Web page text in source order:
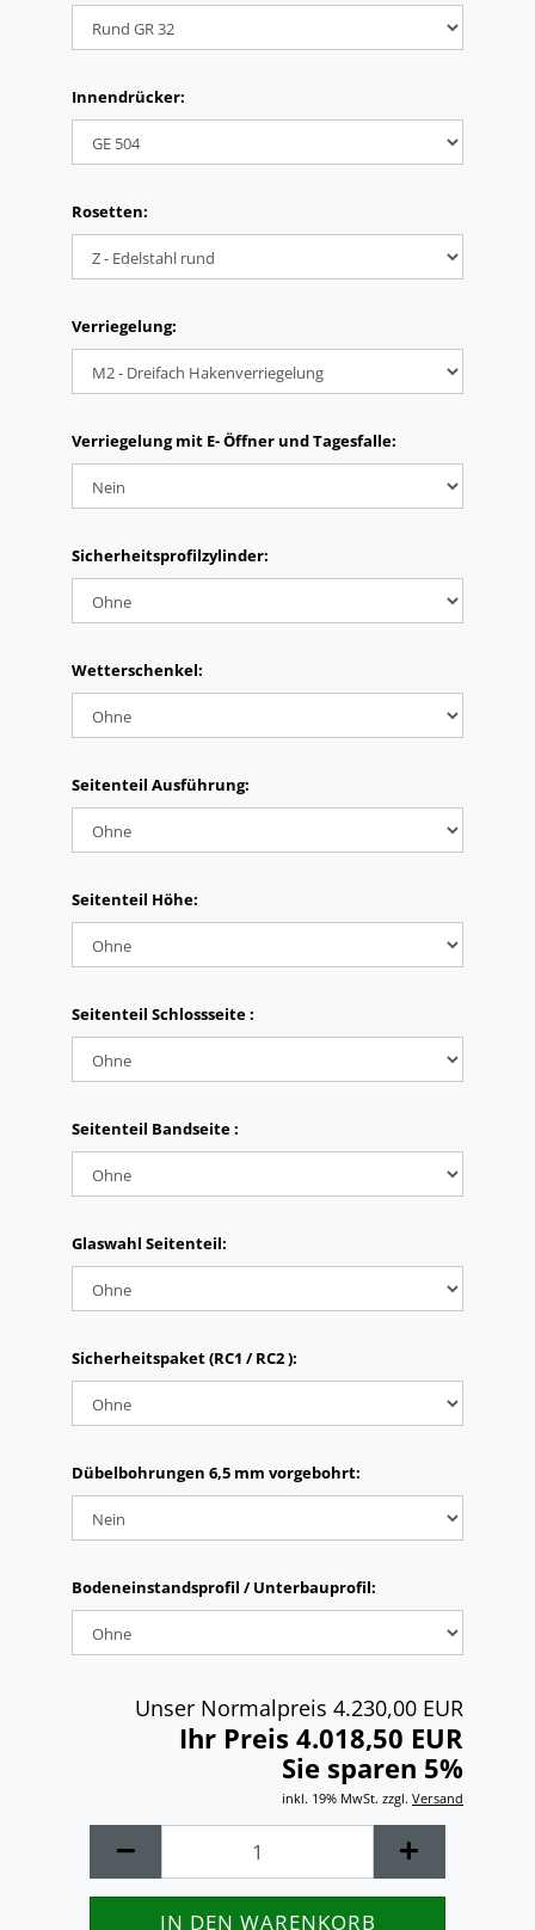
Innendrücker:
Rosetten:
Verriegelung:
Verriegelung mit E- Öffner und Tagesfalle:
Sicherheitsprofilzylinder:
Wetterschenkel:
Seitenteil Ausführung:
Seitenteil Höhe:
Seitenteil Schlossseite :
Seitenteil Bandseite :
Glaswahl Seitenteil:
Sicherheitspaket (RC1 / RC2 ):
Dübelbohrungen 6,5 mm vorgebohrt:
Bodeneinstandsprofil / Unterbauprofil:
Unser Normalpreis 4.230,00 EUR
Ihr Preis 4.018,50 EUR
Sie sparen 5%
inkl. 19% MwSt. zzgl. Versand